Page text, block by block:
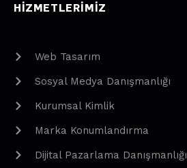
HIZMETLERIMIZ
Web Tasarım
Sosyal Medya Danışmanlığı
Kurumsal Kimlik
Marka Konumlandırma
Dijital Pazarlama Danışmanlığı